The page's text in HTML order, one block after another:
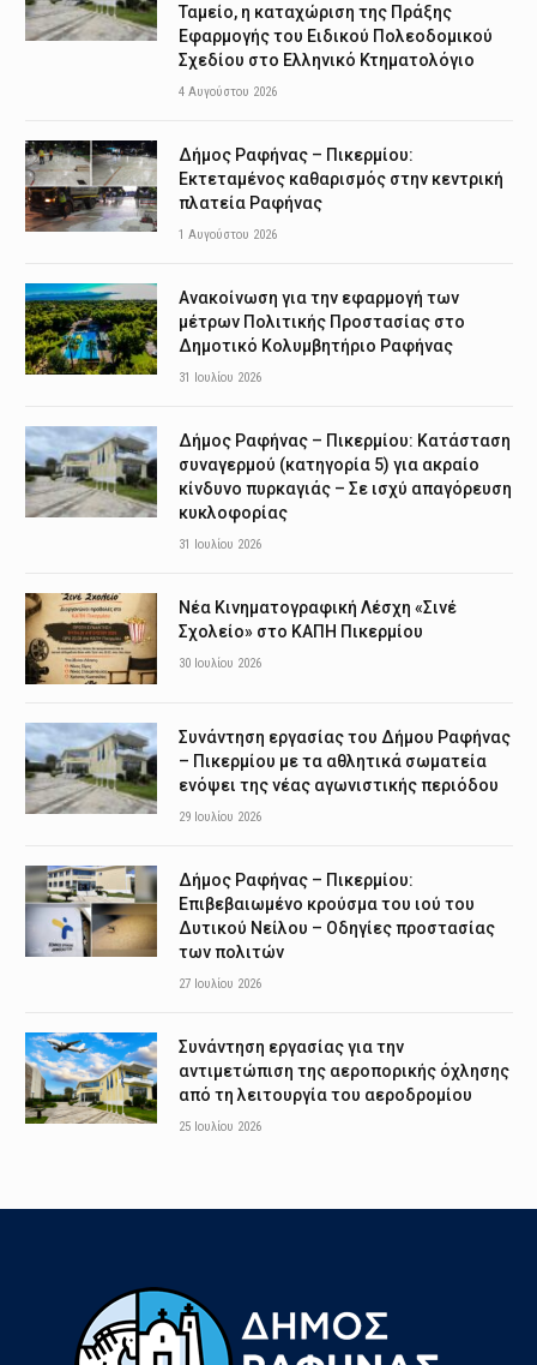
Ταμείο, η καταχώριση της Πράξης
Εφαρμογής του Ειδικού Πολεοδομικού
Σχεδίου στο Ελληνικό Κτηματολόγιο
4 Αυγούστου 2026
Δήμος Ραφήνας – Πικερμίου:
Εκτεταμένος καθαρισμός στην κεντρική
πλατεία Ραφήνας
1 Αυγούστου 2026
Ανακοίνωση για την εφαρμογή των
μέτρων Πολιτικής Προστασίας στο
Δημοτικό Κολυμβητήριο Ραφήνας
31 Ιουλίου 2026
Δήμος Ραφήνας – Πικερμίου: Κατάσταση
συναγερμού (κατηγορία 5) για ακραίο
κίνδυνο πυρκαγιάς – Σε ισχύ απαγόρευση
κυκλοφορίας
31 Ιουλίου 2026
Νέα Κινηματογραφική Λέσχη «Σινέ
Σχολείο» στο ΚΑΠΗ Πικερμίου
30 Ιουλίου 2026
Συνάντηση εργασίας του Δήμου Ραφήνας
– Πικερμίου με τα αθλητικά σωματεία
ενόψει της νέας αγωνιστικής περιόδου
29 Ιουλίου 2026
Δήμος Ραφήνας – Πικερμίου:
Επιβεβαιωμένο κρούσμα του ιού του
Δυτικού Νείλου – Οδηγίες προστασίας
των πολιτών
27 Ιουλίου 2026
Συνάντηση εργασίας για την
αντιμετώπιση της αεροπορικής όχλησης
από τη λειτουργία του αεροδρομίου
25 Ιουλίου 2026